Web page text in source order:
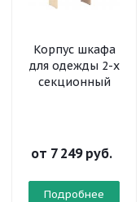
Корпус шкафа
для одежды 2-х
секционный
от 7 249 руб.
Подробнее